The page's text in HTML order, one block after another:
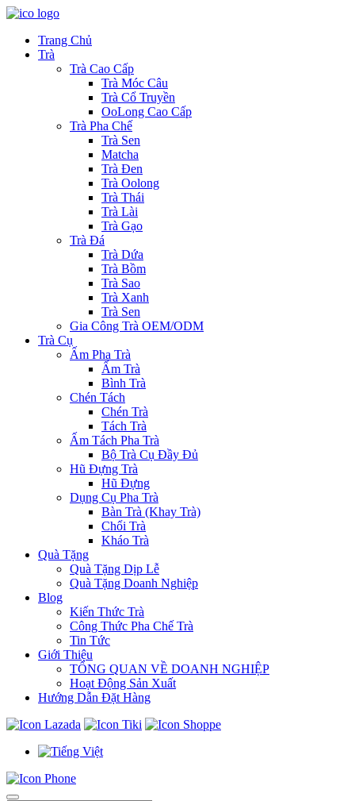
Trang Chủ
Trà
Trà Cao Cấp
Trà Móc Câu
Trà Cổ Truyền
OoLong Cao Cấp
Trà Pha Chế
Trà Sen
Matcha
Trà Đen
Trà Oolong
Trà Thái
Trà Lài
Trà Gạo
Trà Đá
Trà Dứa
Trà Bồm
Trà Sao
Trà Xanh
Trà Sen
Gia Công Trà OEM/ODM
Trà Cụ
Ấm Pha Trà
Ấm Trà
Bình Trà
Chén Tách
Chén Trà
Tách Trà
Ấm Tách Pha Trà
Bộ Trà Cụ Đầy Đủ
Hũ Đựng Trà
Hũ Đựng
Dụng Cụ Pha Trà
Bàn Trà (Khay Trà)
Chổi Trà
Kháo Trà
Quà Tặng
Quà Tặng Dịp Lễ
Quà Tặng Doanh Nghiệp
Blog
Kiến Thức Trà
Công Thức Pha Chế Trà
Tin Tức
Giới Thiệu
TỔNG QUAN VỀ DOANH NGHIỆP
Hoạt Động Sản Xuất
Hướng Dẫn Đặt Hàng